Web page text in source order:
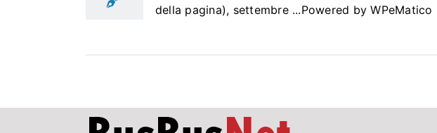
della pagina), settembre ...Powered by WPeMatico